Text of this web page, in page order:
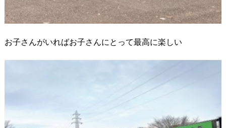
お子さんがいればお子さんにとって最高に楽しい